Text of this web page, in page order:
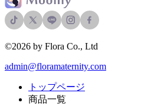
©2026 by Flora Co., Ltd
admin@floramaternity.com
トップページ
商品一覧